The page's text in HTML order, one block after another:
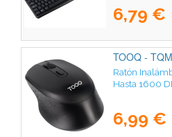
6,79 €
TOOQ -
Ratón
Hasta 1600
6,99 €